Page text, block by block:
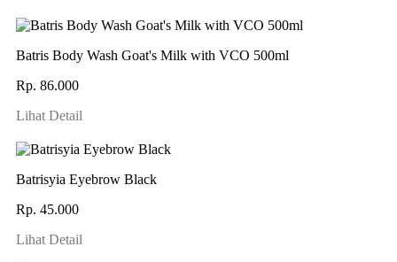
Batris Body Wash Goat's Milk with VCO 500ml
Rp. 86.000
Lihat Detail
Batrisyia Eyebrow Black
Rp. 45.000
Lihat Detail